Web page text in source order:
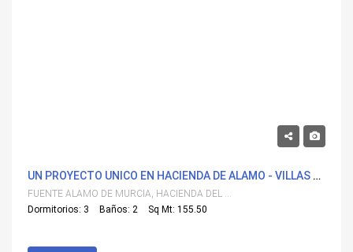
UN PROYECTO UNICO EN HACIENDA DE ALAMO - VILLAS DE 3 DORMS EN PARCELA INDIVIDUAL
FUENTE ALAMO DE MURCIA, HACIENDA DEL ALAMO
Dormitorios: 3
Baños: 2 Sq Mt: 155.50